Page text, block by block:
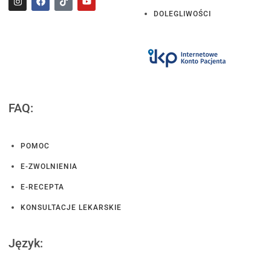
DOLEGLIWOŚCI
FAQ:
POMOC
E-ZWOLNIENIA
E-RECEPTA
KONSULTACJE LEKARSKIE
Język: